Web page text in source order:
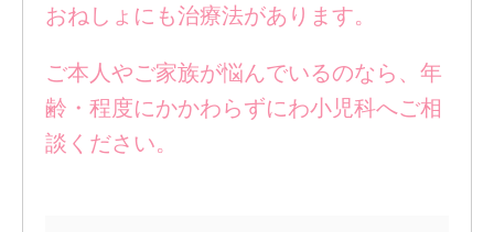
おねしょにも治療法があります。
ご本人やご家族が悩んでいるのなら、年
齢・程度にかかわらずにわ小児科へご相
談ください。